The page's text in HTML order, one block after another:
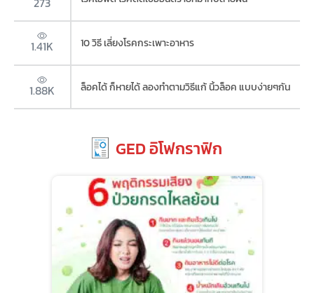
1.41K 10 วิธี เลี่ยงโรคกระเพาะอาหาร
1.88K ล็อคได้ ก็หายได้ ลองทำตามวิธีแก้ นิ้วล็อค แบบง่ายๆกัน
GED อิโฟกราฟิก